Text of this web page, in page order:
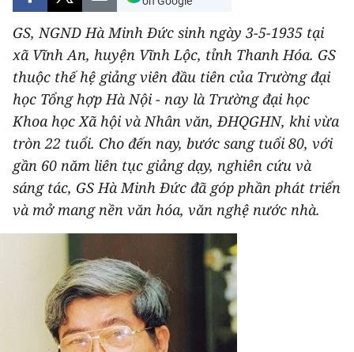
XÃ HỘI
PHÁP LUẬT
DU LỊCH
THẾ GIỚI
THỂ THAO
GIÁO DỤC
KHOA HỌC - CÔNG NGHỆ
MÔI TRƯỜNG
GS, NGND Hà Minh Đức sinh ngày 3-5-1935 tại
xã Vĩnh An, huyện Vĩnh Lộc, tỉnh Thanh Hóa. GS
thuộc thế hệ giảng viên đầu tiên của Trường đại
học Tổng hợp Hà Nội - nay là Trường đại học
Khoa học Xã hội và Nhân văn, ĐHQGHN, khi vừa
tròn 22 tuổi. Cho đến nay, bước sang tuổi 80, với
gần 60 năm liên tục giảng dạy, nghiên cứu và
sáng tác, GS Hà Minh Đức đã góp phần phát triển
và mở mang nền văn hóa, văn nghệ nước nhà.